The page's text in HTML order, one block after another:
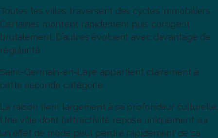
Toutes les villes traversent des cycles immobiliers.
Certaines montent rapidement puis corrigent
brutalement. D’autres évoluent avec davantage de
régularité.
Saint-Germain-en-Laye appartient clairement à
cette seconde catégorie.
La raison tient largement à sa profondeur culturelle.
Une ville dont l’attractivité repose uniquement sur
un effet de mode peut perdre rapidement de sa